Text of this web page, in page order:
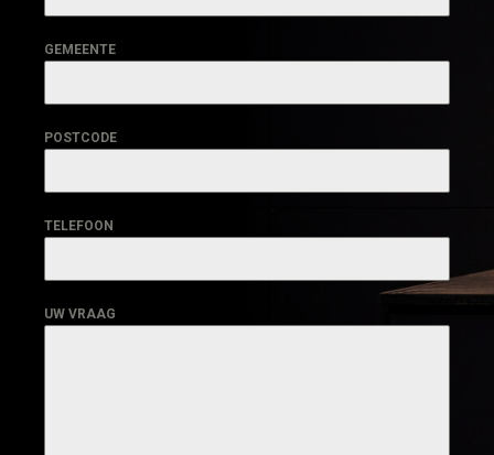
GEMEENTE
POSTCODE
TELEFOON
UW VRAAG